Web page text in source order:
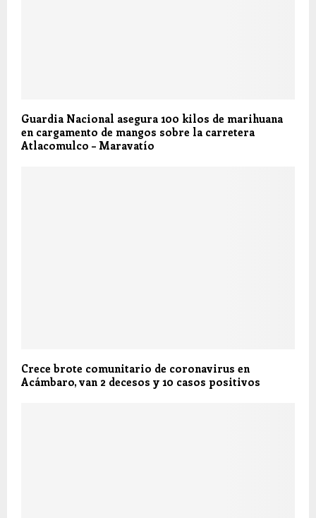
Guardia Nacional asegura 100 kilos de marihuana
en cargamento de mangos sobre la carretera
Atlacomulco – Maravatío
Crece brote comunitario de coronavirus en
Acámbaro, van 2 decesos y 10 casos positivos